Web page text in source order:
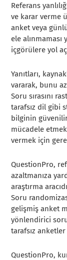
Referans
ve karar verme
anket veya
ele alınmaması
içgörülere yol
Yanıtları,
vararak, bunu
Soru sırasını
tarafsız dil gibi
bilginin
mücadele
vermek için
QuestionPro,
azaltmanıza
araştırma
Soru
gelişmiş anket
yönlendirici
tarafsız
QuestionPro,